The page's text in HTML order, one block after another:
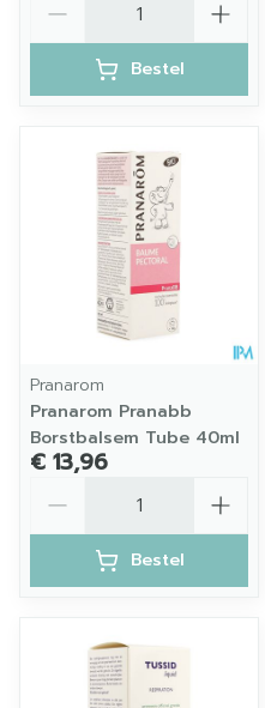
Bestel
Pranarom
Pranarom Pranabb
Borstbalsem Tube 40ml
€ 13,96
Bestel